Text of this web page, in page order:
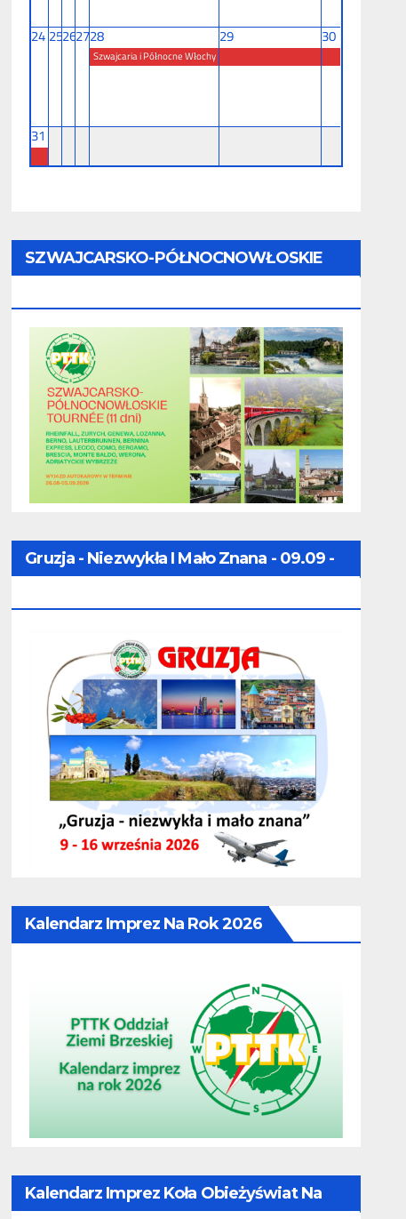
2425262728
Szwajcaria i Północne Włochy
29 30
31
SZWAJCARSKO-PÓŁNOCNOWŁOSKIE
Gruzja - Niezwykła I Mało Znana - 09.09 -
Kalendarz Imprez Na Rok 2026
Kalendarz Imprez Koła Obieżyświat Na